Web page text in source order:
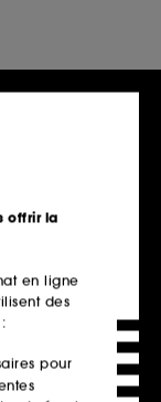
offrir la
en ligne
des
pour